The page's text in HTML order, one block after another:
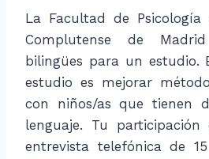
La Facultad de Psicología
Complutense de
bilingües para un estudio.
estudio es mejorar
con niños/as que tienen
lenguaje. Tu
entrevista telefónica de